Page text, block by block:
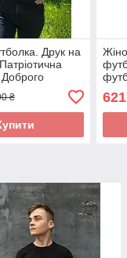
Друк на
₴ 621